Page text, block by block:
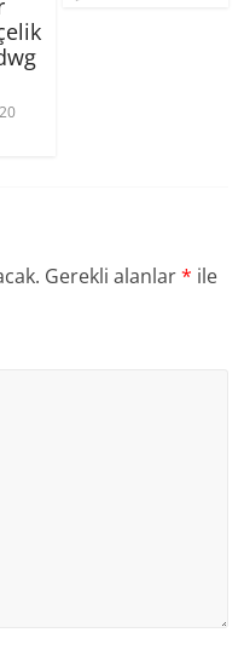
Gerekli alanlar* ile